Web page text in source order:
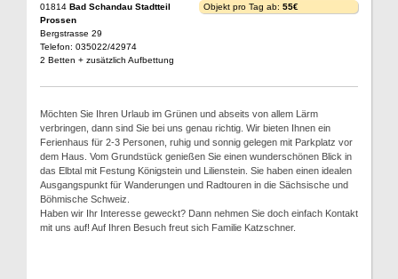
01814 Bad Schandau Stadtteil
Prossen
Bergstrasse 29
Telefon: 035022/42974
2 Betten + zusätzlich Aufbettung
Objekt pro Tag ab: 55€
Möchten Sie Ihren Urlaub im Grünen und abseits von allem Lärm
verbringen, dann sind Sie bei uns genau richtig. Wir bieten Ihnen ein
Ferienhaus für 2-3 Personen, ruhig und sonnig gelegen mit Parkplatz vor
dem Haus. Vom Grundstück genießen Sie einen wunderschönen Blick in
das Elbtal mit Festung Königstein und Lilienstein. Sie haben einen idealen
Ausgangspunkt für Wanderungen und Radtouren in die Sächsische und
Böhmische Schweiz.
Haben wir Ihr Interesse geweckt? Dann nehmen Sie doch einfach Kontakt
mit uns auf! Auf Ihren Besuch freut sich Familie Katzschner.